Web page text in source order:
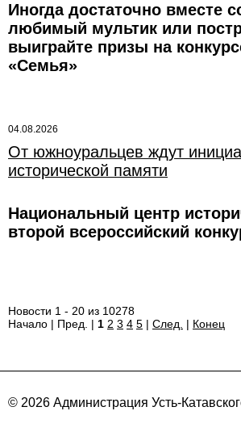
Иногда достаточно вместе
любимый мультик или
выиграйте призы на
«Семья»
04.08.2026
От южноуральцев ждут
исторической памяти
Национальный центр
второй всероссийский
Новости 1 - 20 из 10278
Начало | Пред. | 1 2 3 4 5 | След. | Конец
© 2026 Администрация Усть-